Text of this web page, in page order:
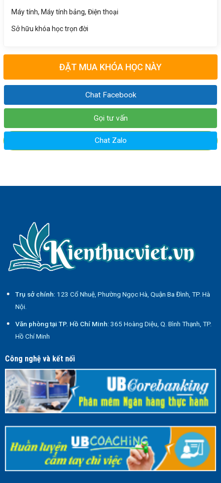
Máy tính, Máy tính bảng, Điện thoại
Sở hữu khóa học trọn đời
ĐẶT MUA KHÓA HỌC NÀY
Chat Facebook
Gọi tư vấn
Chat Zalo
Trụ sở chính: 123 Cổ Nhuệ, Phường Ngọc Hà, Quận Ba Đình, TP. Hà
Nội.
Văn phòng tại TP. Hồ Chí Minh: 365 Hoàng Diệu, Q. Bình Thạnh, TP.
Hồ Chí Minh
Công nghệ và kết nối